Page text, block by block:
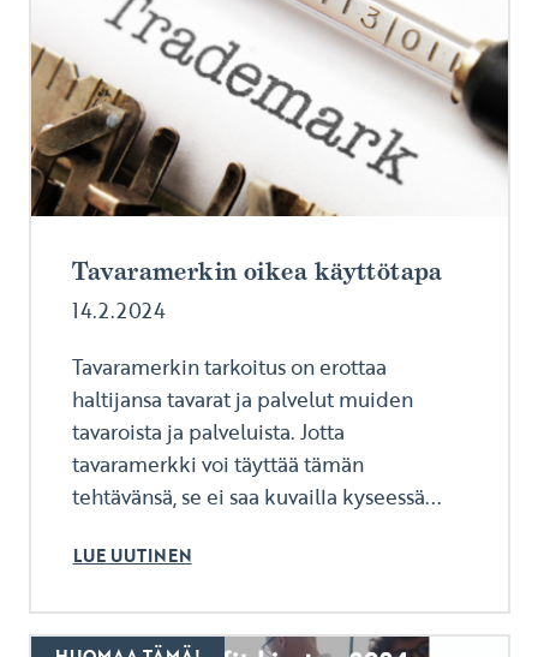
Tavaramerkin oikea käyttötapa
14.2.2024
Tavaramerkin tarkoitus on erottaa
haltijansa tavarat ja palvelut muiden
tavaroista ja palveluista. Jotta
tavaramerkki voi täyttää tämän
tehtävänsä, se ei saa kuvailla kyseessä...
LUE UUTINEN